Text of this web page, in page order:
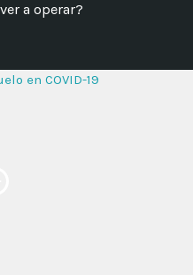
a operar?